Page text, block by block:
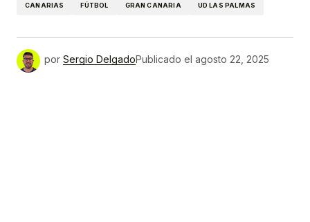
CANARIAS FÚTBOL GRAN CANARIA UD LAS PALMAS
por Sergio DelgadoPublicado el agosto 22, 2025